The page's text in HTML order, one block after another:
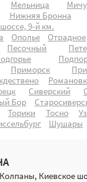
Мельница
Нижняя Бронна
9-й км.
Ополье Отрадное
Песочный
Приморск
Сиверский
Бор
Торики Тосно
Шушары
Киевское